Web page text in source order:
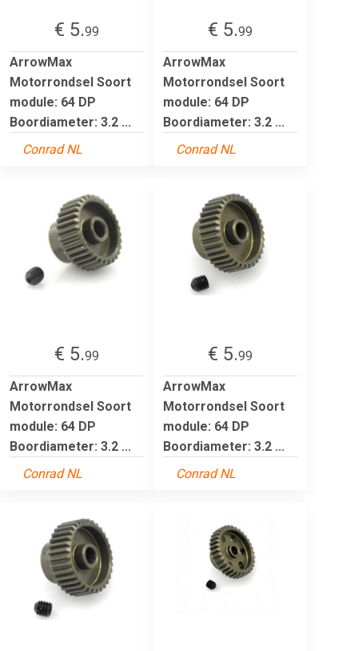
€ 5.99
ArrowMax
Motorrondsel Soort
module: 64 DP
Boordiameter: 3.2 ...
Conrad NL
€ 5.99
ArrowMax
Motorrondsel Soort
module: 64 DP
Boordiameter: 3.2 ...
Conrad NL
€ 5.99
ArrowMax
Motorrondsel Soort
module: 64 DP
Boordiameter: 3.2 ...
Conrad NL
€ 5.99
ArrowMax
Motorrondsel Soort
module: 64 DP
Boordiameter: 3.2 ...
Conrad NL